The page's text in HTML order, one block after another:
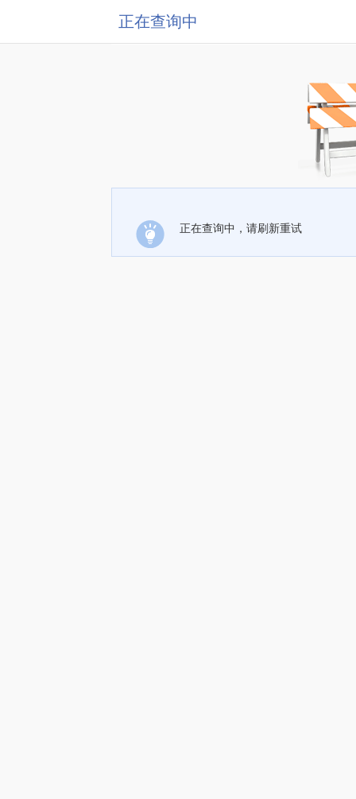
正在查询中
正在查询中，请刷新重试